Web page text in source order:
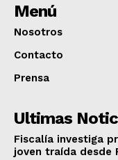
Menú
Nosotros
Contacto
Prensa
Ultimas
Fiscalía investiga
joven traída desde